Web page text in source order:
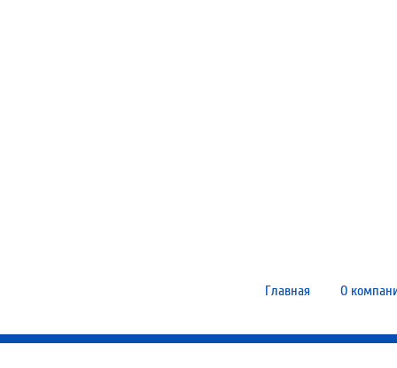
Главная О